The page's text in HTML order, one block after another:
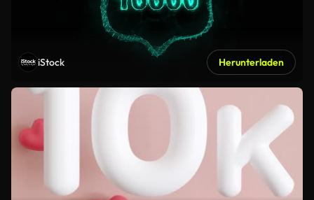
iStock Herunterladen